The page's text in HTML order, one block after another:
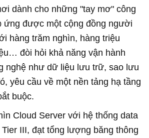
dành cho những "tay mơ" công
ứng được một cộng đồng người
hàng trăm nghìn, hàng triệu
đòi hỏi khả năng vận hành
nghệ như dữ liệu lưu trữ, sao lưu
yêu cầu về một nền tảng hạ tầng
buộc.
Cloud Server với hệ thống data
III, đạt tổng lượng băng thông